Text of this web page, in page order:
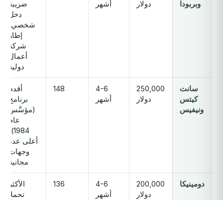
وبربودا دولار أشهر
ضريبة
دخل
شخصي؛
إطار
شركة
أعمال
دولية
سانت
كيتس
ونيفيس
250,000
دولار
4-6
أشهر
148
أقدم
برنامج
(مؤسَّس
عام
1984)؛
أعلى عدد
وجهات
مجانية
دومينيكا
200,000
دولار
4-6
أشهر
136
الأكثر
تحملاً